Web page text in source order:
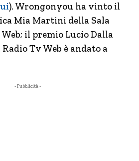
). Wrongonyou ha vinto il
Mia Martini della Sala
il premio Lucio Dalla
Tv Web è andato a
- Pubblicità -